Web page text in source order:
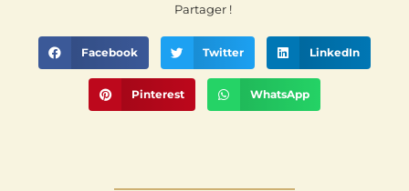
Partager !
Facebook Twitter LinkedIn
Pinterest WhatsApp